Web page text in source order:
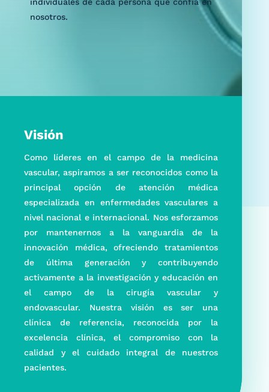
nosotros.
Visión
Como líderes en el campo de la medicina
vascular, aspiramos a ser reconocidos como la
principal opción de atención médica
especializada en enfermedades vasculares a
nivel nacional e internacional. Nos esforzamos
por mantenernos a la vanguardia de la
innovación médica, ofreciendo tratamientos
de última generación y contribuyendo
activamente a la investigación y educación en
el campo de la cirugía vascular y
endovascular. Nuestra visión es ser una
clínica de referencia, reconocida por la
excelencia clínica, el compromiso con la
calidad y el cuidado integral de nuestros
pacientes.